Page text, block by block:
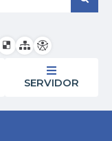
SERVIDOR